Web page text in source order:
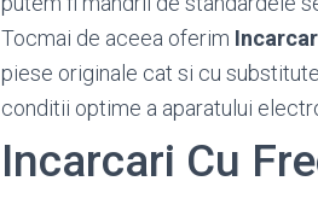
Tocmai de aceea oferim
piese originale cat si cu
conditii optime a aparatului
Incarcari Cu